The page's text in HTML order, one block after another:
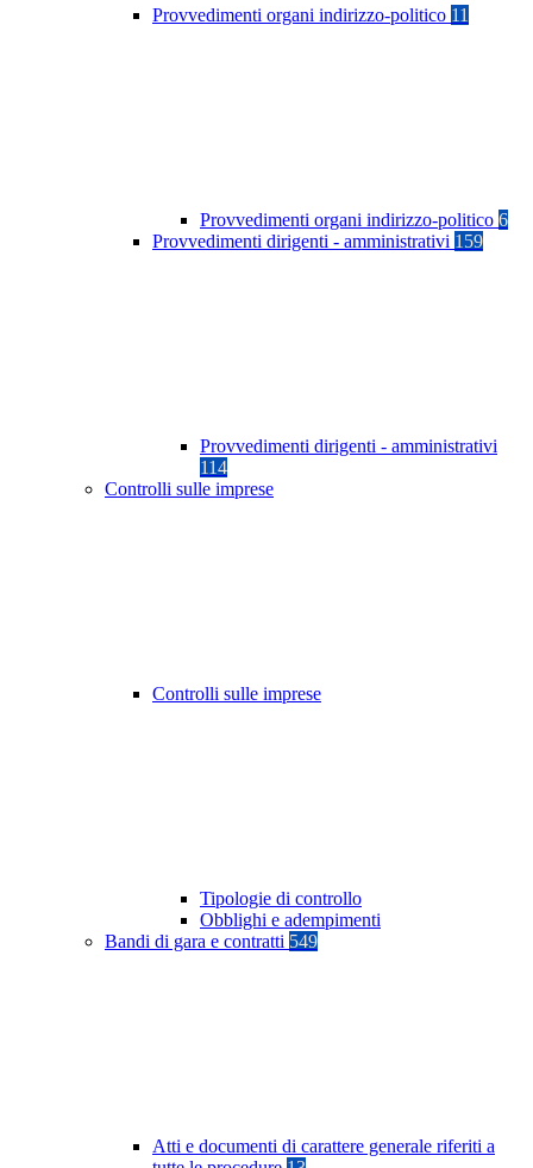
Provvedimenti organi indirizzo-politico 11
Provvedimenti organi indirizzo-politico 6
Provvedimenti dirigenti - amministrativi 159
Provvedimenti dirigenti - amministrativi
114
Controlli sulle imprese
Controlli sulle imprese
Tipologie di controllo
Obblighi e adempimenti
Bandi di gara e contratti 549
Atti e documenti di carattere generale riferiti a